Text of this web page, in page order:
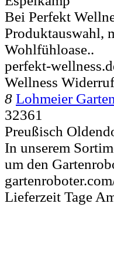
Bei Perfekt
Produktauswahl,
Wohlfühloase..
perfekt-
Wellness
8 Lohmeier
32361
Preußisch
In unserem
um den
Lieferzeit Tage